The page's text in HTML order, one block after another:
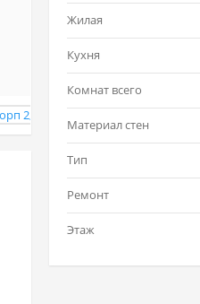
Жилая
Кухня
Комнат всего
Материал стен
Тип
Ремонт
Этаж